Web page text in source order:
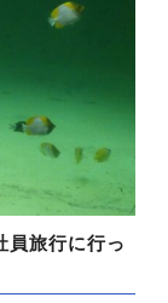
員旅行に行っ